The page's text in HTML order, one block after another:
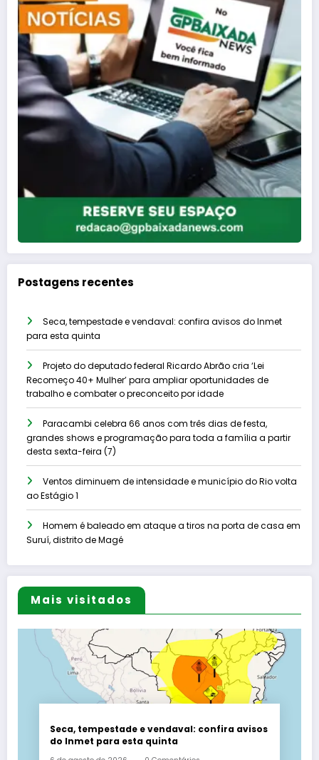
Postagens recentes
Seca, tempestade e vendaval: confira avisos do Inmet
para esta quinta
Projeto do deputado federal Ricardo Abrão cria ‘Lei
Recomeço 40+ Mulher’ para ampliar oportunidades de
trabalho e combater o preconceito por idade
Paracambi celebra 66 anos com três dias de festa,
grandes shows e programação para toda a família a partir
desta sexta-feira (7)
Ventos diminuem de intensidade e município do Rio volta
ao Estágio 1
Homem é baleado em ataque a tiros na porta de casa em
Suruí, distrito de Magé
Mais visitados
Seca, tempestade e vendaval: confira avisos
do Inmet para esta quinta